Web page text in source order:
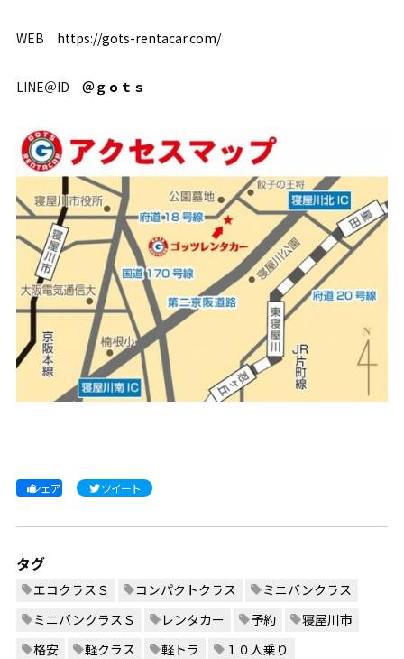
WEB https://gots-rentacar.com/
LINE＠ID ＠ｇｏｔｓ
シェア ツイート
タグ
エコクラスＳ コンパクトクラス
ミニバンクラス
ミニバンクラスＳ
レンタカー 予約
寝屋川市
格安
軽クラス 軽トラ １０人乗り